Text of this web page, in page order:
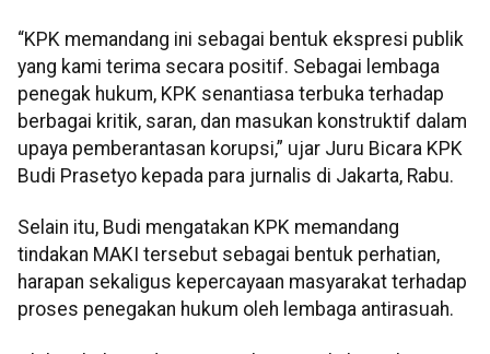
“KPK memandang ini sebagai bentuk ekspresi publik
yang kami terima secara positif. Sebagai lembaga
penegak hukum, KPK senantiasa terbuka terhadap
berbagai kritik, saran, dan masukan konstruktif dalam
upaya pemberantasan korupsi,” ujar Juru Bicara KPK
Budi Prasetyo kepada para jurnalis di Jakarta, Rabu.
Selain itu, Budi mengatakan KPK memandang
tindakan MAKI tersebut sebagai bentuk perhatian,
harapan sekaligus kepercayaan masyarakat terhadap
proses penegakan hukum oleh lembaga antirasuah.